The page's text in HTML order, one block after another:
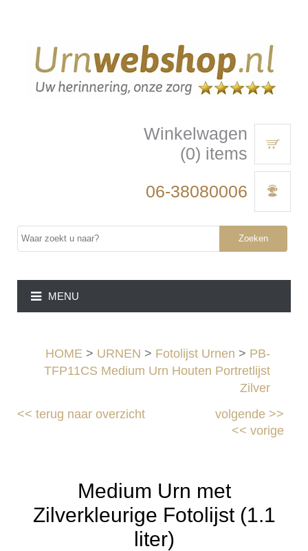
Winkelwagen
(0) items
06-38080006
Zoeken
MENU
HOME > URNEN > Fotolijst Urnen > PB-
TFP11CS Medium Urn Houten Portretlijst
Zilver
<<terug naar overzicht volgende>>
<< vorige
Medium Urn met
Zilverkleurige Fotolijst (1.1
liter)